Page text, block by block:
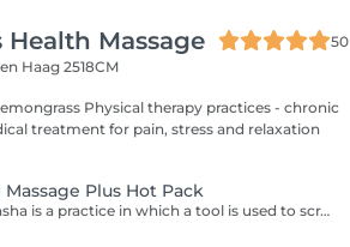
Health Massage
50
Haag 2518CM
practices - chronic
treatment for pain, stress and relaxation
Plus Hot Pack
Guasha Therapy: Guasha is a practice in which a tool is used to scrape people's skin. Practitioners believe that guasha releases unhealthy bodily matter from blood stasis within sore, tired, stiff, or injured muscle areas to stimulate new oxygenated blood flow to the areas, thus promoting metabolic cell repair, regeneration, healing, and recovery.A good guasha therapy will give you a very relaxing body as it promotes better blood circulation, Activates your lymphatic system, and immune system, and regenerate your body cells. If your shoulder is feeling heavy, numb, very hard stiff, painful, unable to move your hand, problem sleeping, pain dragging all the way to your neck area, sometimes caused headache.. etc this is how your "Sa" will look like after guasha they all felt so nice and all their pain and problems disappeared. Cupping therapy: Cupping therapy is an ancient form of alternative medicine in which a therapist places special cups on your skin for several minutes to create deep muscle suction. People get it for many purposes, including to help with pain, inflammation, blood flow, relaxation, and well-being, and as a type of deep tissue massage. Cupping is not painful, but can also cause comfort. The vacuum force of the cup can be moved. However, the therapeutic effect does depend on the suction that is created by the cupping. Cupping therapy keeps health and removes negative.